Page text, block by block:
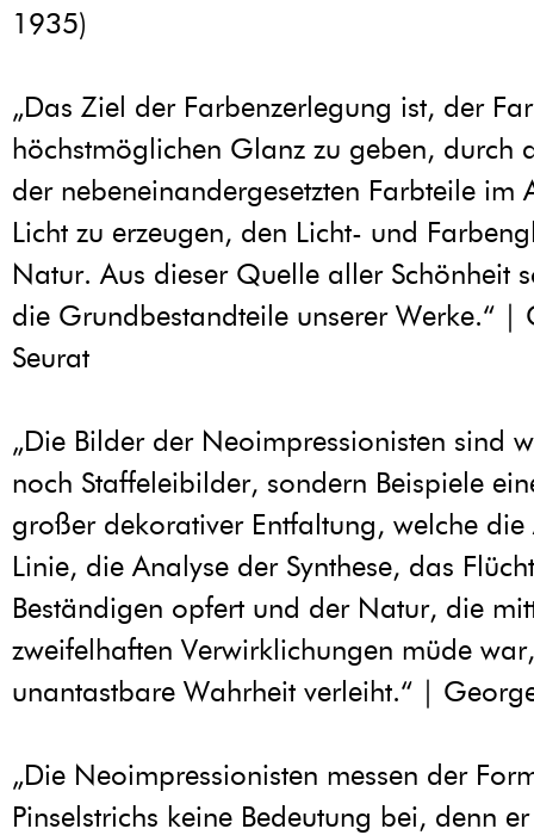
1935)
„Das Ziel der Farbenzerlegung ist, der
höchstmöglichen Glanz zu geben, durch
der nebeneinandergesetzten Farbteile im
Licht zu erzeugen, den Licht- und
Natur. Aus dieser Quelle aller Schönheit
die Grundbestandteile unserer Werke.“ |
Seurat
„Die Bilder der Neoimpressionisten sind
noch Staffeleibilder, sondern Beispiele
großer dekorativer Entfaltung, welche die
Linie, die Analyse der Synthese, das
Beständigen opfert und der Natur, die
zweifelhaften Verwirklichungen müde
unantastbare Wahrheit verleiht.“ |
„Die Neoimpressionisten messen der
Pinselstrichs keine Bedeutung bei, denn